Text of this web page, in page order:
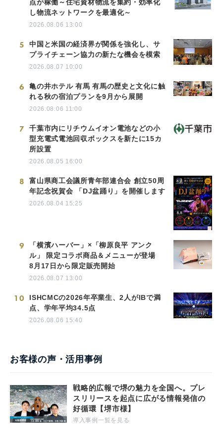
点が稼働～住宅資材物流を集約・効率化
し物流ネットワークを最適化～
2026.08.06 13:00
5
中国と米国の経済界が関係を強化し、サ
プライチェーン協力の新たな機会を模索
2026.08.07 10:00
6
亀の井ホテル 有馬 有馬の歴史と文化に触
れる秋の宿泊プランを9月から展開
2026.08.06 11:00
7
千葉市内にリチウムイオン電池などの小
型充電式電池回収ボックスを新たに15カ
所設置
2026.08.05 16:00
8
富山県商工会議所青年部連合会 創立50周
年記念祝賀会 「DJ盆踊り」を開催します
2026.08.04 15:25
9
「横濱ハーバー」×「柳原良平 アンク
ル」 限定コラボ商品＆メニューが登場
8月17日から限定販売開始
2026.08.07 13:00
10
ISHCMCの2026年卒業生、2人がIBで満
点、学年平均34.5点
2026.08.06 15:40
お客様の声・活用事例
戦略的広報で堺の魅力を全国へ。プレ
スリリースを起点に広がる情報発信の
好循環【堺市様】
導入事例一覧を見る